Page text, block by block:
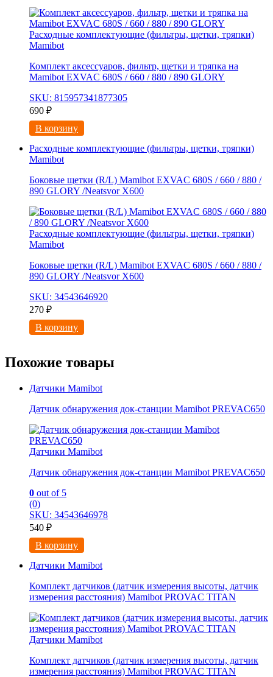
Расходные комплектующие (фильтры, щетки, тряпки)
Mamibot
Комплект аксессуаров, фильтр, щетки и тряпка на
Mamibot EXVAC 680S / 660 / 880 / 890 GLORY
SKU: 815957341877305
690 ₽
В корзину
Расходные комплектующие (фильтры, щетки, тряпки)
Mamibot
Боковые щетки (R/L) Mamibot EXVAC 680S / 660 / 880 /
890 GLORY /Neatsvor X600
Расходные комплектующие (фильтры, щетки, тряпки)
Mamibot
Боковые щетки (R/L) Mamibot EXVAC 680S / 660 / 880 /
890 GLORY /Neatsvor X600
SKU: 34543646920
270 ₽
В корзину
Похожие товары
Датчики Mamibot
Датчик обнаружения док-станции Mamibot PREVAC650
Датчики Mamibot
Датчик обнаружения док-станции Mamibot PREVAC650
0 out of 5
(0)
SKU: 34543646978
540 ₽
В корзину
Датчики Mamibot
Комплект датчиков (датчик измерения высоты, датчик
измерения расстояния) Mamibot PROVAC TITAN
Датчики Mamibot
Комплект датчиков (датчик измерения высоты, датчик
измерения расстояния) Mamibot PROVAC TITAN